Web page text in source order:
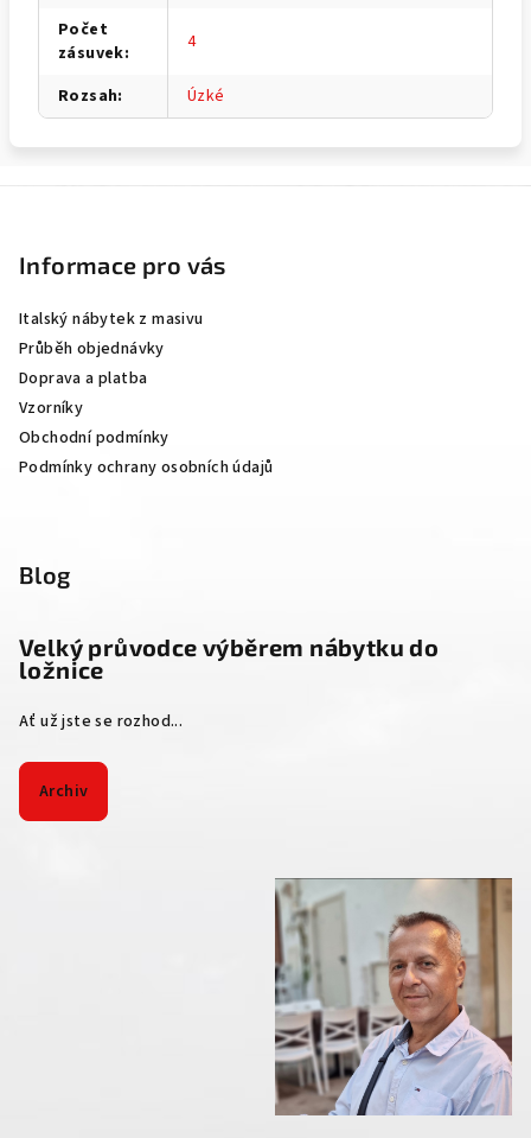
Počet
zásuvek: 4
Rozsah: Úzké
Informace pro vás
Italský nábytek z masivu
Průběh objednávky
Doprava a platba
Vzorníky
Obchodní podmínky
Podmínky ochrany osobních údajů
Blog
Velký průvodce výběrem nábytku do
ložnice
Ať už jste se rozhod...
Archiv